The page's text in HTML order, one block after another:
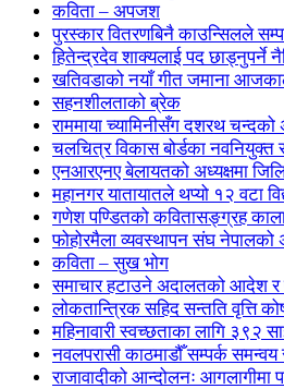
कविता – अपजश
पुरस्कार वितरणबिनै काउन्सिलले
हितेन्द्रदेव शाक्यलाई पद छाड्नुपर्ने
खतिवडाको नयाँ गीत जमाना
सहनशीलताको ब्रेक
राममाया च्यामिनीसँग दशरथ
चलचित्र विकास बोर्डका
एनआरएनए बेलायतको अध्यक्षमा
महानगर यातायातले थप्यो १२ वटा
गणेश पण्डितको कवितासङ्ग्रह
फोहोरमैला व्यवस्थापन संघ नेपालको
कविता – सुख भोग
समाचार हटाउने अदालतको आदेश र
लोकतान्त्रिक सहिद सन्तति वृत्ति
महिनावारी स्वच्छताका लागि ३९२
नवलपरासी काठमाडौँ सम्पर्क समन्वय
राजावादीको आन्दोलनः आगलागीमा